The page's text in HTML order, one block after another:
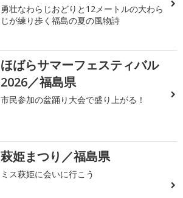
勇壮なわらじおどりと12メートルの大わら
じが練り歩く福島の夏の風物詩
ほばらサマーフェスティバル
2026／福島県
市民参加の盆踊り大会で盛り上がる！
萩姫まつり／福島県
ミス萩姫に会いに行こう